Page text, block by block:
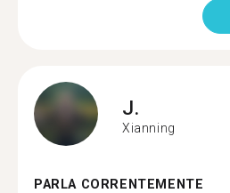
J.
Xianning
PARLA CORRENTEMENTE